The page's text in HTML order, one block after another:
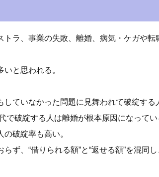
ラ、事業の失敗、離婚、病気・ケガや転
と思われる。
ていなかった問題に見舞われて破綻する
破綻する人は離婚が根本原因になってい
破綻率も高い。
ず、“借りられる額”と“返せる額”を混